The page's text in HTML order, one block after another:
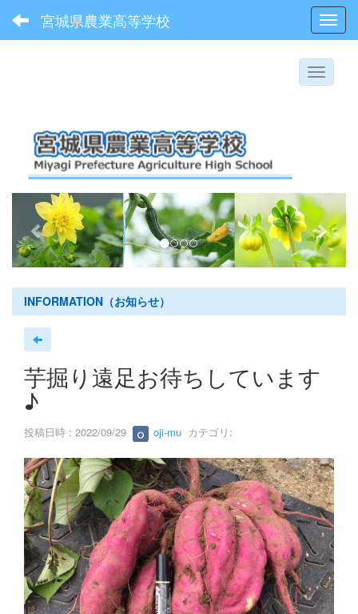
宮城県農業高等学校
p
r
e
v
i
o
u
n
e
x
t
INFORMATION（お知らせ）
芋掘り遠足お待ちしています
♪
投稿日時 : 2022/09/29 oji-mu カテゴリ: